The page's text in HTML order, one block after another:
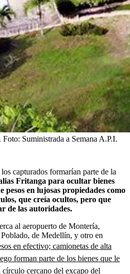
Foto: Suministrada a Semana A.P.I.
capturados formarían parte de la
Fritanga para ocultar bienes
pesos en lujosas propiedades como
que creía ocultos, pero que
de las autoridades.
al aeropuerto de Montería,
de Medellín, y otro en
en efectivo; camionetas de alta
forman parte de los bienes que le
cercano del excapo del